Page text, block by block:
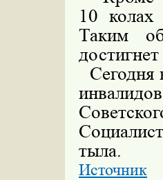
10
Таким
Сегодня
тыла.
Источник